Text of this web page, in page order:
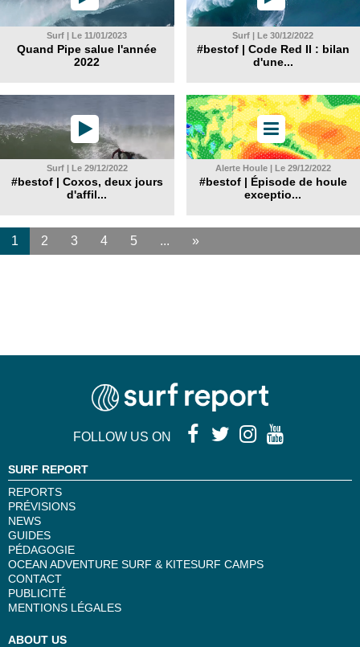
Surf | Le 11/01/2023
Quand Pipe salue l'année
2022
Surf | Le 30/12/2022
#bestof | Code Red II : bilan
d'une...
Surf | Le 29/12/2022
#bestof | Coxos, deux jours
d'affil...
Alerte Houle | Le 29/12/2022
#bestof | Épisode de houle
exceptio...
1 2 3 4 5 ... »
FOLLOW US ON
SURF REPORT
REPORTS
PRÉVISIONS
NEWS
GUIDES
PÉDAGOGIE
OCEAN ADVENTURE SURF & KITESURF CAMPS
CONTACT
PUBLICITÉ
MENTIONS LÉGALES
ABOUT US